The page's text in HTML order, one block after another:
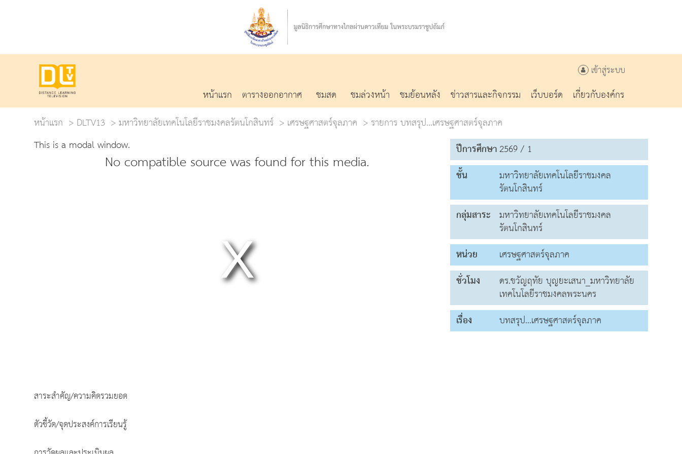
เข้าสู่ระบบ
หน้าแรก ตารางออกอากาศ ชมสด ชมล่วงหน้า ชมย้อนหลัง ข่าวสารและกิจกรรม เว็บบอร์ด
เกี่ยวกับองค์กร
หน้าแรก
DLTV13 มหาวิทยาลัยเทคโนโลยีราชมงคลรัตนโกสินทร์ เศรษฐศาสตร์จุลภาค
รายการ บทสรุป...เศรษฐศาสตร์จุลภาค
This is a modal window.
No compatible source was found for this media.
สาระสำคัญ/ความคิดรวมยอด
ตัวชี้วัด/จุดประสงค์การเรียนรู้
ปีการศึกษา2569 / 1
ชั้น
มหาวิทยาลัยเทคโนโลยีราชมงคล
รัตนโกสินทร์
กลุ่มสาระ มหาวิทยาลัยเทคโนโลยีราชมงคล
รัตนโกสินทร์
หน่วย
เศรษฐศาสตร์จุลภาค
ชั่วโมง
ดร.ขวัญฤทัย บุญยะเสนา_มหาวิทยาลัย
เทคโนโลยีราชมงคลพระนคร
เรื่อง
บทสรุป...เศรษฐศาสตร์จุลภาค